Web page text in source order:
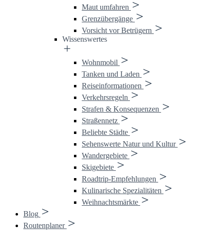
Maut umfahren
Grenzübergänge
Vorsicht vor Betrügern
Wissenswertes
Wohnmobil
Tanken und Laden
Reiseinformationen
Verkehrsregeln
Strafen & Konsequenzen
Straßennetz
Beliebte Städte
Sehenswerte Natur und Kultur
Wandergebiete
Skigebiete
Roadtrip-Empfehlungen
Kulinarische Spezialitäten
Weihnachtsmärkte
Blog
Routenplaner